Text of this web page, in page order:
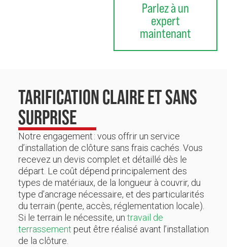
Parlez à un
expert
maintenant
TARIFICATION CLAIRE ET SANS
SURPRISE
Notre engagement : vous offrir un service
d’installation de clôture sans frais cachés. Vous
recevez un devis complet et détaillé dès le
départ. Le coût dépend principalement des
types de matériaux, de la longueur à couvrir, du
type d’ancrage nécessaire, et des particularités
du terrain (pente, accès, réglementation locale).
Si le terrain le nécessite, un travail de
terrassement peut être réalisé avant l’installation
de la clôture.